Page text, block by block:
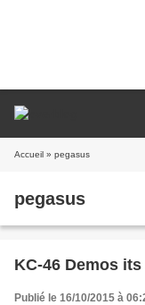
Accueil » pegasus
pegasus
KC-46 Demos
Publié le 16/10/2015 à